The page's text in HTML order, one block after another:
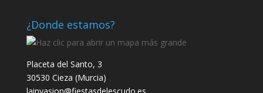
¿Donde estamos?
Placeta del Santo, 3
30530 Cieza (Murcia)
lainvasion@fiestasdelescudo.es